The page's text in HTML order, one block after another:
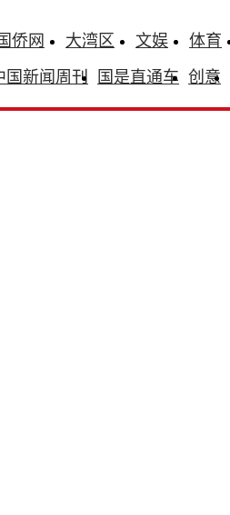
侨网 大湾区 文娱 体育
国新闻周刊 国是直通车 创意